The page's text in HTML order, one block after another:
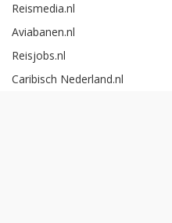
Reismedia.nl
Aviabanen.nl
Reisjobs.nl
Caribisch Nederland.nl